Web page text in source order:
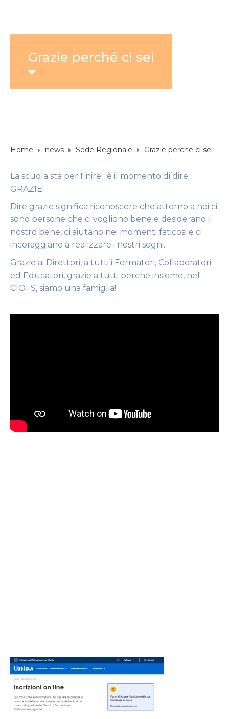
Grazie perché ci sei
Home news Sede Regionale Grazie perché ci sei
La scuola sta per finire…è il momento di dire
GRAZIE!
Dire grazie significa riconoscere che attorno a noi ci
sono persone che ci vogliono bene e desiderano il
nostro bene, ci aiutano nei momenti faticosi e ci
incoraggiano a realizzare i nostri sogni.
Grazie ai Direttori, a tutti i Formatori, Collaboratori
ed Educatori, grazie a tutti perché insieme, nel
CIOFS, siamo una famiglia!